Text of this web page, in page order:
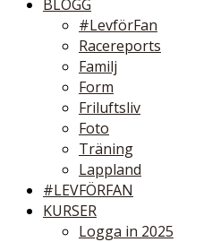
BLOGG
#LevförFan
Racereports
Familj
Form
Friluftsliv
Foto
Träning
Lappland
#LEVFÖRFAN
KURSER
Logga in 2025